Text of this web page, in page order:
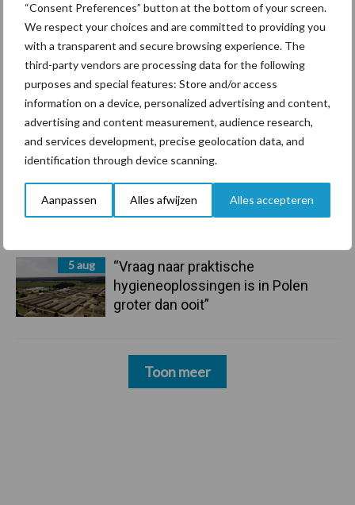
“Consent Preferences” button at the bottom of your screen.
We respect your choices and are committed to providing you
with a transparent and secure browsing experience. The
third-party vendors are processing data for the following
purposes and special features: Store and/or access
information on a device, personalized advertising and content,
advertising and content measurement, audience research,
and services development, precise geolocation data, and
identification through device scanning.
Aanpassen Alles afwijzen Alles accepteren
7 aug
De speenhuid: een vaak
onderschatte risicofactor voor
mastitis
6 aug
ForFarmers ziet volume en
marktaandeel groeien in krimpende
Nederlandse markt
6 aug
langere levensduur
5 aug
“Vraag naar praktische
hygieneoplossingen is in Polen
groter dan ooit”
Toon meer